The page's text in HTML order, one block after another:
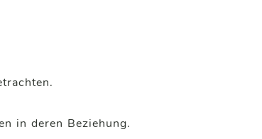
in deren Beziehung.